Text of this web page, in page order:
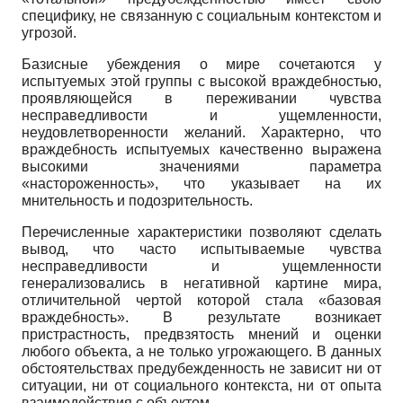
специфику, не связанную с социальным контекстом и
угрозой.
Базисные убеждения о мире сочетаются у
испытуемых этой группы с высокой враждебностью,
проявляющейся в переживании чувства
несправедливости и ущемленности,
неудовлетворенности желаний. Характерно, что
враждебность испытуемых качественно выражена
высокими значениями параметра
«настороженность», что указывает на их
мнительность и подозрительность.
Перечисленные характеристики позволяют сделать
вывод, что часто испытываемые чувства
несправедливости и ущемленности
генерализовались в негативной картине мира,
отличительной чертой которой стала «базовая
враждебность». В результате возникает
пристрастность, предвзятость мнений и оценки
любого объекта, а не только угрожающего. В данных
обстоятельствах предубежденность не зависит ни от
ситуации, ни от социального контекста, ни от опыта